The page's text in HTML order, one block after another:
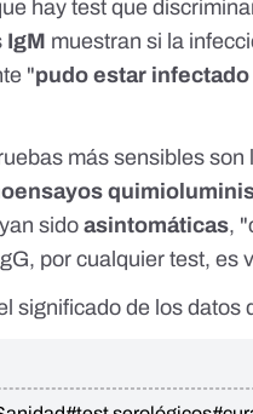
hay test que
IgM muestran si la
"pudo estar
más sensibles son
sidoasintomáticas,
por cualquier test, es
significado de los datos